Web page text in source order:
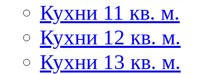
Кухни 11 кв. м.
Кухни 12 кв. м.
Кухни 13 кв. м.